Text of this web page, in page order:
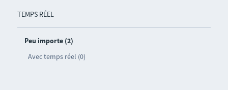
TEMPS RÉEL
Peu importe (2)
Avec temps réel (0)